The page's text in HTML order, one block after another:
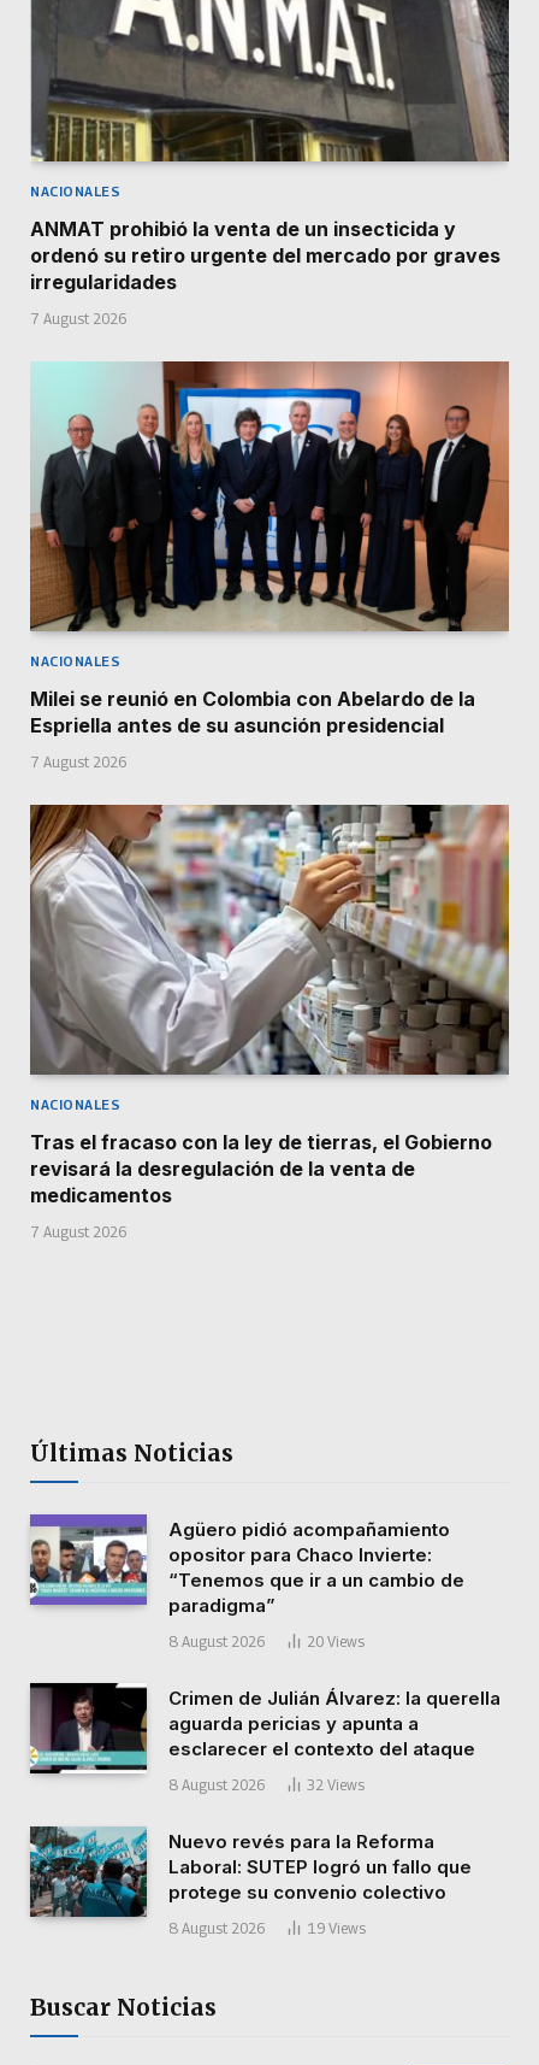
NACIONALES
ANMAT prohibió la venta de un insecticida y
ordenó su retiro urgente del mercado por graves
irregularidades
7 August 2026
NACIONALES
Milei se reunió en Colombia con Abelardo de la
Espriella antes de su asunción presidencial
7 August 2026
NACIONALES
Tras el fracaso con la ley de tierras, el Gobierno
revisará la desregulación de la venta de
medicamentos
7 August 2026
Últimas Noticias
Agüero pidió acompañamiento
opositor para Chaco Invierte:
“Tenemos que ir a un cambio de
paradigma”
8 August 2026 20 Views
Crimen de Julián Álvarez: la querella
aguarda pericias y apunta a
esclarecer el contexto del ataque
8 August 2026 32 Views
Nuevo revés para la Reforma
Laboral: SUTEP logró un fallo que
protege su convenio colectivo
8 August 2026 19 Views
Buscar Noticias